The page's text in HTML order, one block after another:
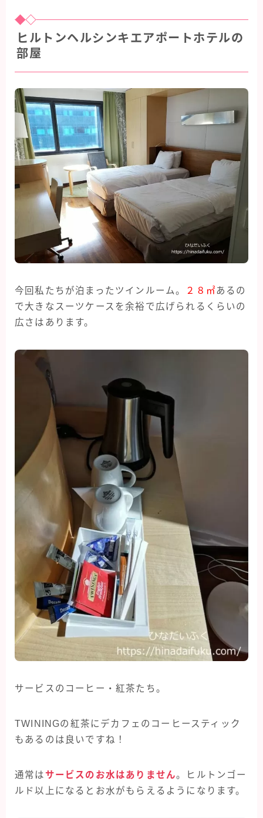
ヒルトンヘルシンキエアポートホテルの
部屋
今回私たちが泊まったツインルーム。 ２８㎡あるの
で 大きなスーツケースを余裕で広げられるくらいの
広さはあります。
サービスのコーヒー・紅茶たち。
TWININGの紅茶にデカフェのコーヒースティック
もあるのは良いですね！
通常は サービスのお水はありません。ヒルトンゴー
ルド以上になるとお水がもらえるようになります。